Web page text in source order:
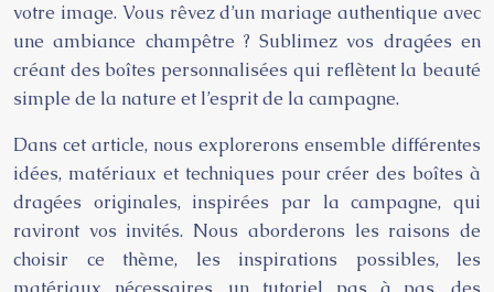
votre image. Vous rêvez d’un mariage authentique avec
une ambiance champêtre ? Sublimez vos dragées en
créant des boîtes personnalisées qui reflètent la beauté
simple de la nature et l’esprit de la campagne.
Dans cet article, nous explorerons ensemble différentes
idées, matériaux et techniques pour créer des boîtes à
dragées originales, inspirées par la campagne, qui
raviront vos invités. Nous aborderons les raisons de
choisir ce thème, les inspirations possibles, les